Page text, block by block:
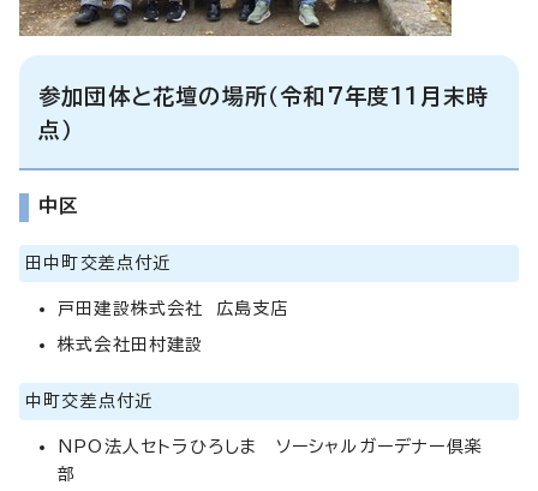
参加団体と花壇の場所（令和7年度11月末時
点）
中区
田中町交差点付近
戸田建設株式会社 広島支店
株式会社田村建設
中町交差点付近
NPO法人セトラひろしま ソーシャルガーデナー倶楽
部